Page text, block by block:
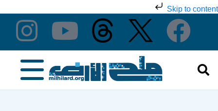
Skip to content